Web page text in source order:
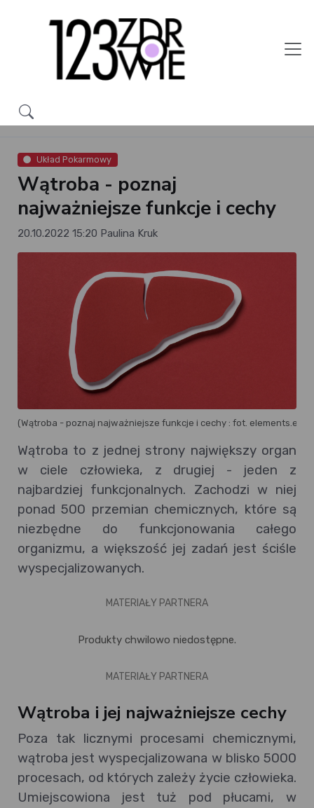
Układ Pokarmowy
Wątroba - poznaj
najważniejsze funkcje i cechy
20.10.2022 15:20 Paulina Kruk
(Wątroba - poznaj najważniejsze funkcje i cechy : fot.
Wątroba to z jednej strony największy organ
w ciele człowieka, z drugiej - jeden z
najbardziej funkcjonalnych. Zachodzi w niej
ponad 500 przemian chemicznych, które są
niezbędne do funkcjonowania całego
organizmu, a większość jej zadań jest ściśle
wyspecjalizowanych.
MATERIAŁY PARTNERA
Produkty chwilowo niedostępne.
MATERIAŁY PARTNERA
Wątroba i jej najważniejsze cechy
Poza tak licznymi procesami chemicznymi,
wątroba jest wyspecjalizowana w blisko 5000
procesach, od których zależy życie człowieka.
Umiejscowiona jest tuż pod płucami, w